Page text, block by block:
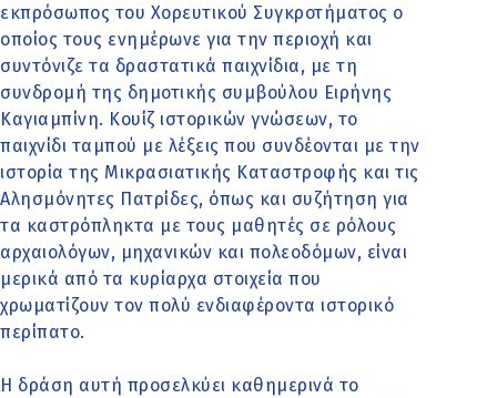
εκπρόσωπος του Χορευτικού Συγκροτήματος ο
οποίος τους ενημέρωνε για την περιοχή και
συντόνιζε τα δραστατικά παιχνίδια, με τη
συνδρομή της δημοτικής συμβούλου Ειρήνης
Καγιαμπίνη. Κουίζ ιστορικών γνώσεων, το
παιχνίδι ταμπού με λέξεις που συνδέονται με την
ιστορία της Μικρασιατικής Καταστροφής και τις
Αλησμόνητες Πατρίδες, όπως και συζήτηση για
τα καστρόπληκτα με τους μαθητές σε ρόλους
αρχαιολόγων, μηχανικών και πολεοδόμων, είναι
μερικά από τα κυρίαρχα στοιχεία που
χρωματίζουν τον πολύ ενδιαφέροντα ιστορικό
περίπατο.
Η δράση αυτή προσελκύει καθημερινά το